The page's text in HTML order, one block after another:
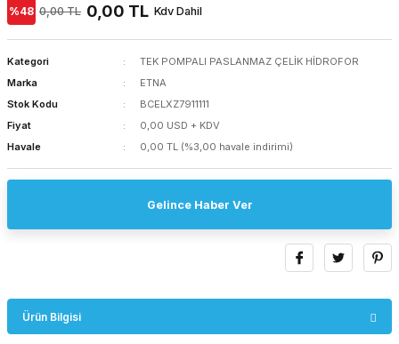
%48 0,00 TL 0,00 TL Kdv Dahil
Kategori
TEK POMPALI PASLANMAZ ÇELİK HİDROFOR
Marka
ETNA
Stok Kodu
BCELXZ7911111
Fiyat
0,00 USD + KDV
Havale
0,00 TL (%3,00 havale indirimi)
Gelince Haber Ver
Ürün Bilgisi